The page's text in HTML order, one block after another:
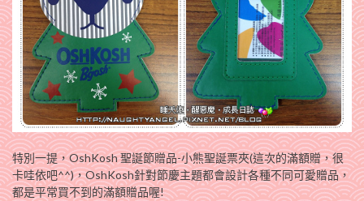
特別一提，OshKosh 聖誕節贈品-小熊聖誕票夾(這次的滿額贈，很
卡哇依吧^^)，OshKosh針對節慶主題都會設計各種不同可愛贈品，
都是平常買不到的滿額贈品喔!